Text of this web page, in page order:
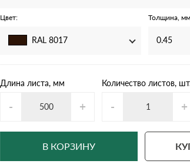
Цвет:
RAL 8017
Толщина,
0.45
Длина листа, мм
- +
Количество листов,
- +
В КОРЗИНУ